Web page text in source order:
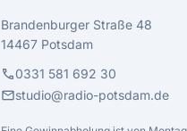
Brandenburger Straße 48
14467 Potsdam
call0331 581 692 30
mailstudio@radio-potsdam.de